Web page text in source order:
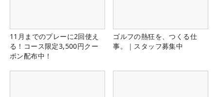
11月までのプレーに2回使え
る！コース限定3,500円クー
ポン配布中！
ゴルフの熱狂を、つくる仕
事。｜スタッフ募集中